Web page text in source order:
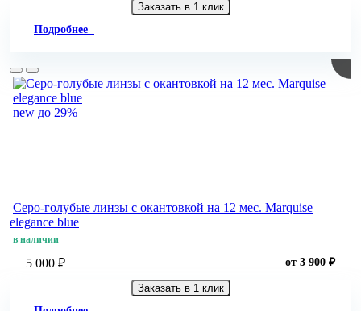
Заказать в 1 клик
Подробнее
new до 29%
Серо-голубые линзы c окантовкой на 12 мес. Marquise
elegance blue
в наличии
5 000 ₽ от 3 900 ₽
Заказать в 1 клик